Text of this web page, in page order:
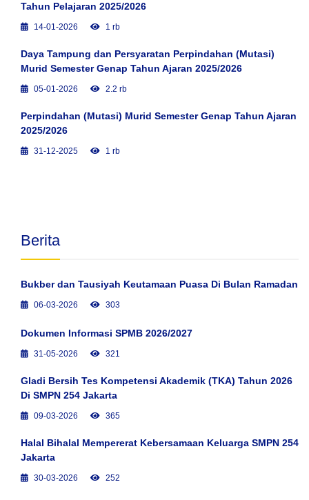
Tahun Pelajaran 2025/2026
14-01-2026 1 rb
Daya Tampung dan Persyaratan Perpindahan (Mutasi)
Murid Semester Genap Tahun Ajaran 2025/2026
05-01-2026 2.2 rb
Perpindahan (Mutasi) Murid Semester Genap Tahun Ajaran
2025/2026
31-12-2025 1 rb
Berita
Bukber dan Tausiyah Keutamaan Puasa Di Bulan Ramadan
06-03-2026 303
Dokumen Informasi SPMB 2026/2027
31-05-2026 321
Gladi Bersih Tes Kompetensi Akademik (TKA) Tahun 2026
Di SMPN 254 Jakarta
09-03-2026 365
Halal Bihalal Mempererat Kebersamaan Keluarga SMPN 254
Jakarta
30-03-2026 252